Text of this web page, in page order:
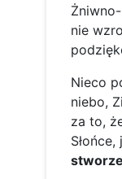
nie
Nieco
niebo,
za to,